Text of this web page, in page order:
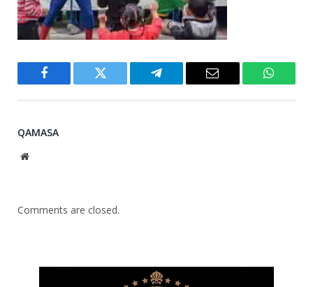
Facebook Twitter Telegram Email
QAMASA
Website
Comments are closed.